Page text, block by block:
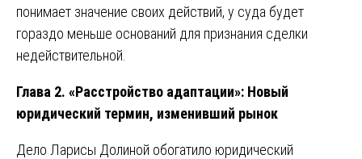
понимает значение своих действий, у суда будет
гораздо меньше оснований для признания сделки
недействительной.
Глава 2. «Расстройство адаптации»: Новый
юридический термин, изменивший рынок
Дело Ларисы Долиной обогатило юридический